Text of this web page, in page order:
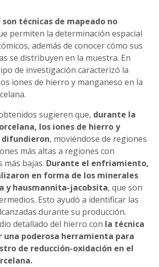
son técnicas de mapeado no
permiten la determinación espacial
además de conocer cómo sus
se distribuyen en la muestra. En
de investigación caracterizó la
iones de hierro y manganeso en la
sugieren que, durante la
los iones de hierro y
difundieron, moviéndose de regiones
más altas a regiones con
más bajas. Durante el enfriamiento,
en forma de los minerales
y hausmannita-jacobsita, que son
Esto ayudó a identificar las
durante su producción.
detallado del hierro con la técnica
una poderosa herramienta para
de reducción-oxidación en el